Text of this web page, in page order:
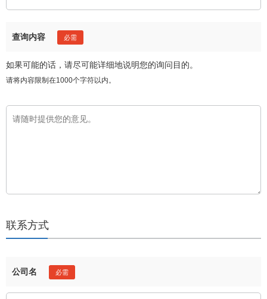
查询内容
如果可能的话，请尽可能详细地说明您的询问目的。
请将内容限制在1000个字符以内。
联系方式
公司名